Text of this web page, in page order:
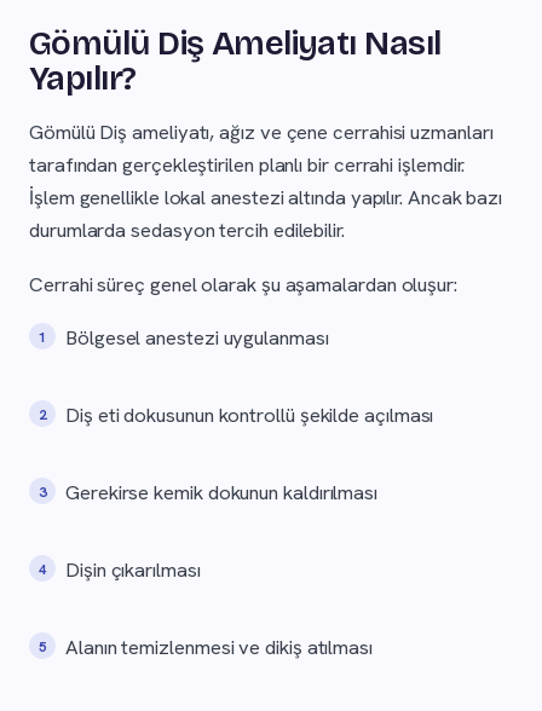
Gömülü Diş Ameliyatı Nasıl
Yapılır?
Gömülü Diş ameliyatı, ağız ve çene cerrahisi uzmanları
tarafından gerçekleştirilen planlı bir cerrahi işlemdir.
İşlem genellikle lokal anestezi altında yapılır. Ancak bazı
durumlarda sedasyon tercih edilebilir.
Cerrahi süreç genel olarak şu aşamalardan oluşur:
Bölgesel anestezi uygulanması
Diş eti dokusunun kontrollü şekilde açılması
Gerekirse kemik dokunun kaldırılması
Dişin çıkarılması
Alanın temizlenmesi ve dikiş atılması